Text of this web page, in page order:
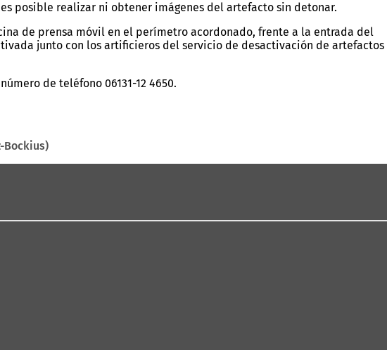
posible realizar ni obtener imágenes del artefacto sin detonar.
de prensa móvil en el perímetro acordonado, frente a la entrada del
junto con los artificieros del servicio de desactivación de artefactos
de teléfono 06131-12 4650.
Bockius)